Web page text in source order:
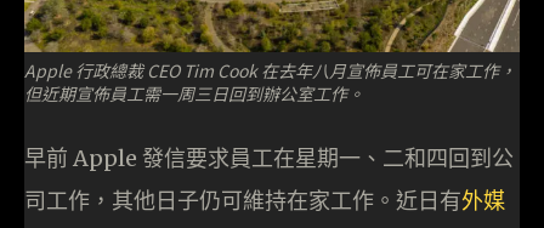
Apple 行政總裁 CEO Tim Cook 在去年八月宣佈員工可在家工作，
但近期宣佈員工需一周三日回到辦公室工作。
早前 Apple 發信要求員工在星期一、二和四回到公
司工作，其他日子仍可維持在家工作。近日有外媒